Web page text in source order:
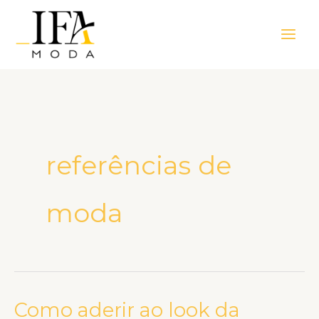
Menu
referências de
moda
Como aderir ao look da
Como